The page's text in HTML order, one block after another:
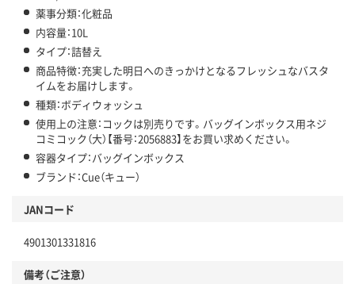
薬事分類：化粧品
内容量：10L
タイプ：詰替え
商品特徴：充実した明日へのきっかけとなるフレッシュなバスタ
イムをお届けします。
種類：ボディウォッシュ
使用上の注意：コックは別売りです。バッグインボックス用ネジ
コミコック（大）【番号：2056883】をお買い求めください。
容器タイプ：バッグインボックス
ブランド：Cue（キュー）
JANコード
4901301331816
備考（ご注意）